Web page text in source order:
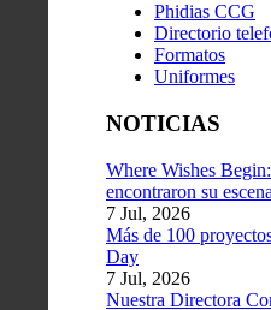
Phidias CCG
Directorio
Formatos
Uniformes
NOTICIAS
Where Wishes
encontraron su
7 Jul, 2026
Más de 100
Day
7 Jul, 2026
Nuestra Directora